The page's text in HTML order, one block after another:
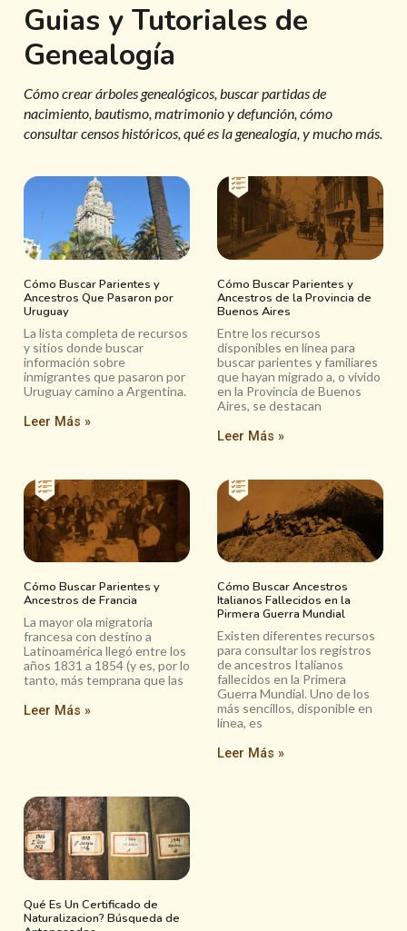
Guias y Tutoriales de
Genealogía
Cómo crear árboles genealógicos, buscar partidas de
nacimiento, bautismo, matrimonio y defunción, cómo
consultar censos históricos, qué es la genealogía, y mucho más.
Cómo Buscar Parientes y
Ancestros Que Pasaron por
Uruguay
La lista completa de recursos
y sitios donde buscar
información sobre
inmigrantes que pasaron por
Uruguay camino a Argentina.
Leer Más »
Cómo Buscar Parientes y
Ancestros de la Provincia de
Buenos Aires
Entre los recursos
disponibles en línea para
buscar parientes y familiares
que hayan migrado a, o vivido
en la Provincia de Buenos
Aires, se destacan
Leer Más »
Cómo Buscar Parientes y
Ancestros de Francia
La mayor ola migratoria
francesa con destino a
Latinoamérica llegó entre los
años 1831 a 1854 (y es, por lo
tanto, más temprana que las
Leer Más »
Cómo Buscar Ancestros
Italianos Fallecidos en la
Pirmera Guerra Mundial
Existen diferentes recursos
para consultar los registros
de ancestros Italianos
fallecidos en la Primera
Guerra Mundial. Uno de los
más sencillos, disponible en
línea, es
Leer Más »
Qué Es Un Certificado de
Naturalizacion? Búsqueda de